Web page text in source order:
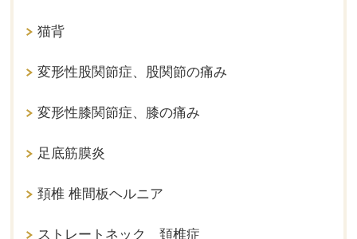
猫背
変形性股関節症、股関節の痛み
変形性膝関節症、膝の痛み
足底筋膜炎
頚椎 椎間板ヘルニア
ストレートネック 頚椎症